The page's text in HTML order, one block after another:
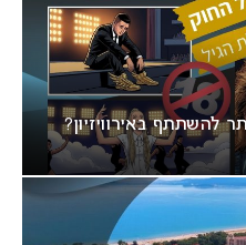
להשתתף באירוויזיון?